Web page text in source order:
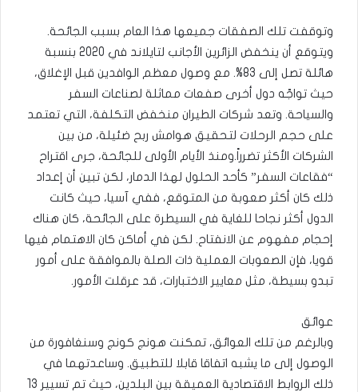
وتوقفت تلك الصفقات جميعها هذا العام بسبب الجائحة.
ويتوقع أن ينخفض الزائرين الأجانب لتايلاند في 2020 بنسبة
هائلة تصل إلى 83%. مع وصول معظم الوافدين قبل الإغلاق،
حيث تواجّه دول أخرى صفعات مماثلة لصناعات السفر
والسياحة. وتعد شركات الطيران منخفض التكلفة، التي تعتمد
على حجم الرحلات لتحقيق هوامش ربح ضئيلة، من بين
الشركات الأكثر تضرراً.ومنذ الأيام الأولى للجائحة، جرى اقتراح
“فقاعات السفر” كأحد الحلول لهذا الدمار، لكن تبين أن إعداد
ذلك كان أكثر صعوبة من المتوقع، ففي آسيا، حيث كانت
الدول أكثر نجاحا للغاية في السيطرة على الجائحة، كان هناك
إحجام مفهوم عن الانفتاح. لكن في أماكن كان الاهتمام فيها
قويا، فإن الصعوبات العملية ذات الصلة بالموافقة على أمور
تبدو بسيطة، مثل معايير الاختبارات، قد عرقلت الأمور.
عوائق
وبالرغم من تلك العوائق، تمكنت هونج كونج وسنغافورة من
الوصول إلى ما يشبه اتفاقا قابلا للتطبيق. وساعدتهما في
ذلك الروابط الاقتصادية العميقة بين البلدين، حيث تم تسيير 13